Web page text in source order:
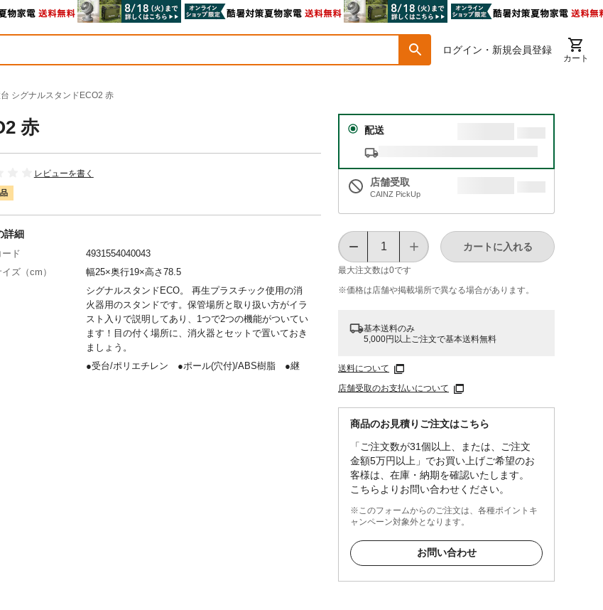
ログイン・新規会員登録
カート
シグナルスタンドECO2 赤
赤
レビューを書く
配送
店舗受取
CAINZ PickUp
最大注文数は0です
カートに入れる
※価格は​店舗や​掲載場所で​異なる​場合が​あります。
基本送料のみ
5,000円以上ご注文で基本送料無料
送料について
店舗受取のお支払いについて
商品のお見積りご注文はこちら
「ご注文数が31個以上、または、ご注文
金額5万円以上」でお買い上げご希望のお
客様は、在庫・納期を確認いたします。
こちらよりお問い合わせください。
※このフォームからのご注文は、各種ポイントキ
ャンペーン対象外となります。
お問い合わせ
詳細
ド
4931554040043
ズ（cm）
幅25×奥行19×高さ78.5
シグナルスタンドECO。 再生プラスチック使用の消
火器用のスタンドです。保管場所と取り扱い方がイラ
スト入りで説明してあり、1つで2つの機能がついてい
ます！目の付く場所に、消火器とセットで置いておき
ましょう。
●受台/ポリエチレン ●ポール(穴付)/ABS樹脂 ●継